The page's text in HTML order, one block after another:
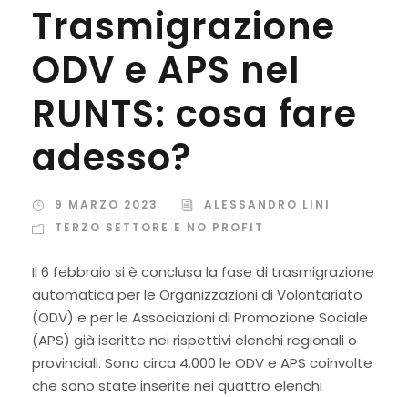
Trasmigrazione
ODV e APS nel
RUNTS: cosa fare
adesso?
9 MARZO 2023
ALESSANDRO LINI
TERZO SETTORE E NO PROFIT
Il 6 febbraio si è conclusa la fase di trasmigrazione
automatica per le Organizzazioni di Volontariato
(ODV) e per le Associazioni di Promozione Sociale
(APS) già iscritte nei rispettivi elenchi regionali o
provinciali. Sono circa 4.000 le ODV e APS coinvolte
che sono state inserite nei quattro elenchi